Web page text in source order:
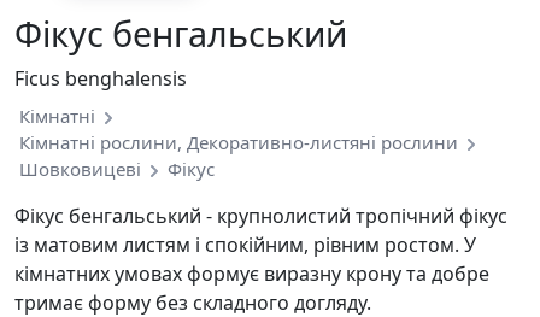
Фікус бенгальський
Ficus benghalensis
Кімнатні
Кімнатні рослини, Декоративно-листяні рослини
Шовковицеві
Фікус
Фікус бенгальський - крупнолистий тропічний фікус
із матовим листям і спокійним, рівним ростом. У
кімнатних умовах формує виразну крону та добре
тримає форму без складного догляду.